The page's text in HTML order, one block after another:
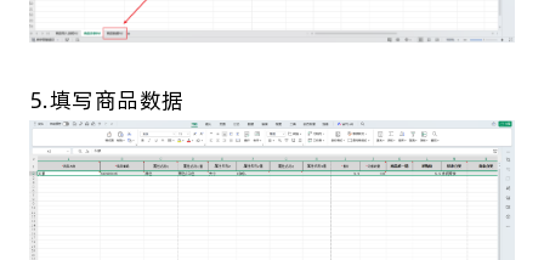
5.填写商品数据